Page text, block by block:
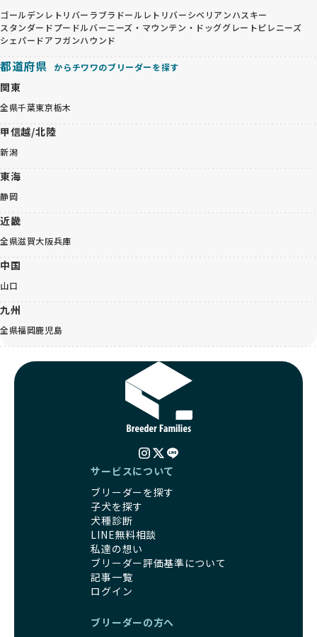
ゴールデンレトリバー ラブラドールレトリバーシベリアンハスキー
スタンダードプードルバーニーズ・マウンテン・ドッググレートピレニーズ
シェパードアフガンハウンド
都道府県 からチワワのブリーダーを探す
関東
全県千葉東京栃木
甲信越/北陸
新潟
東海
静岡
近畿
全県滋賀大阪兵庫
中国
山口
九州
全県福岡鹿児島
サービスについて
ブリーダーを探す
子犬を探す
犬種診断
LINE無料相談
私達の想い
ブリーダー評価基準について
記事一覧
ログイン
ブリーダーの方へ